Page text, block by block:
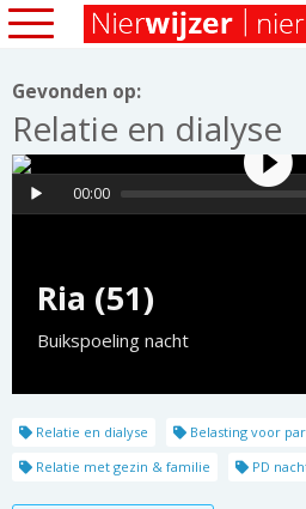
Gevonden op:
Relatie en dialyse
Ria (51)
Buikspoeling nacht
00:00
Relatie en dialyse
Belasting voor
Relatie met gezin & familie
PD